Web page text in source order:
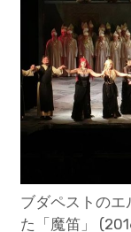
ブダペストの
た「魔笛」